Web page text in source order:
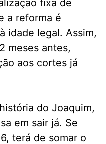
fixa de
a reforma é
idade legal. Assim,
meses antes,
aos cortes já
do Joaquim,
em sair já. Se
terá de somar o